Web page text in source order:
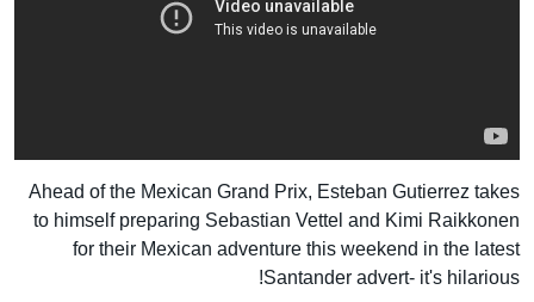
Ahead of the Mexican Grand Prix, Esteban Gutierrez takes
to himself preparing Sebastian Vettel and Kimi Raikkonen
for their Mexican adventure this weekend in the latest
Santander advert- it's hilarious!